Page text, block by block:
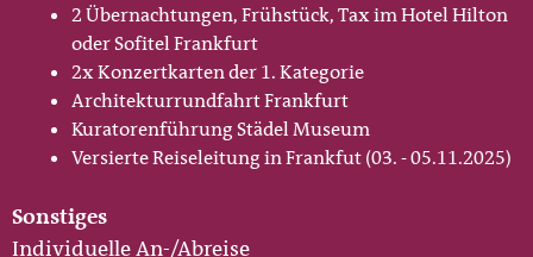
2 Übernachtungen, Frühstück, Tax im Hotel Hilton
oder Sofitel Frankfurt
2x Konzertkarten der 1. Kategorie
Architekturrundfahrt Frankfurt
Kuratorenführung Städel Museum
Versierte Reiseleitung in Frankfut (03. - 05.11.2025)
Sonstiges
Individuelle An-/Abreise